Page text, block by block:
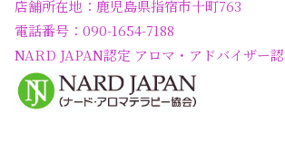
店舗所在地：鹿児島県指宿市十町763
電話番号：090-1654-7188
NARD JAPAN認定 アロマ・アドバイザー